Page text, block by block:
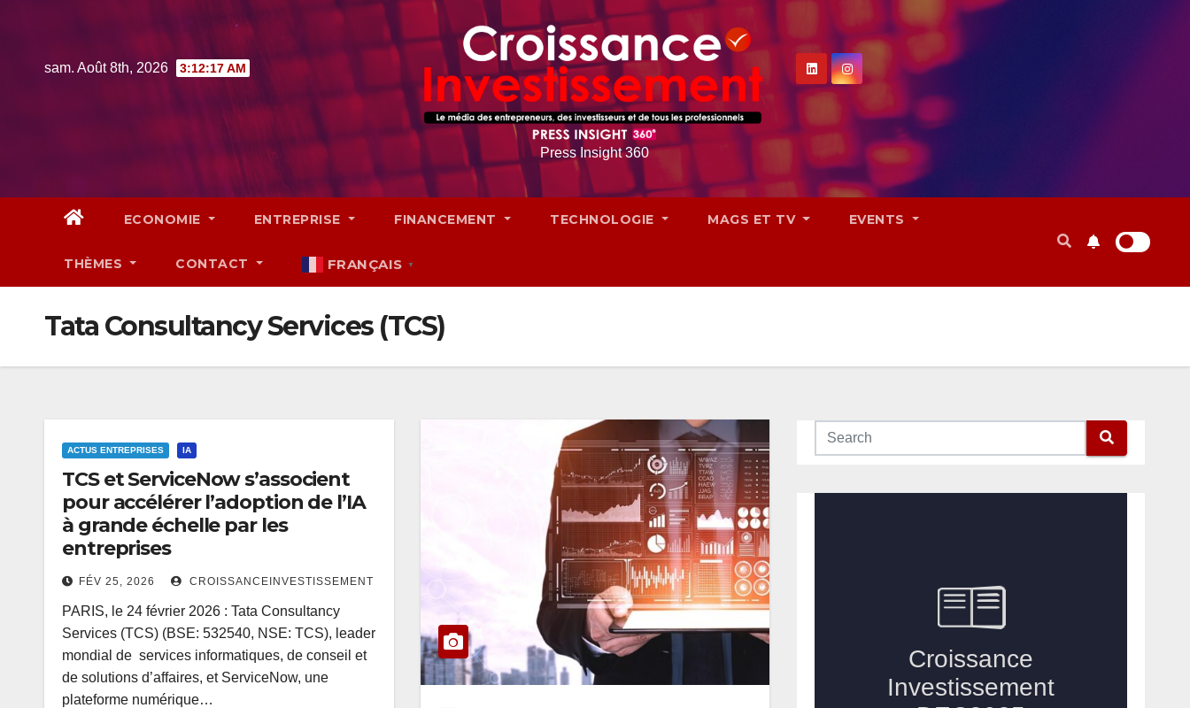
contentsam. Août 8th, 2026 3:12:18 AM
Press Insight 360
ECONOMIE ENTREPRISE FINANCEMENT TECHNOLOGIE MAGS ET TV EVENTS
THÈMES CONTACT FRANÇAIS ▼
Tata Consultancy Services (TCS)
ACTUS ENTREPRISES IA
TCS et ServiceNow s’associent
pour accélérer l’adoption de l’IA
à grande échelle par les
entreprises
FÉV 25, 2026 CROISSANCEINVESTISSEMENT
PARIS, le 24 février 2026 : Tata Consultancy
Services (TCS) (BSE: 532540, NSE: TCS), leader
mondial de services informatiques, de conseil et
de solutions d’affaires, et ServiceNow, une
plateforme numérique…